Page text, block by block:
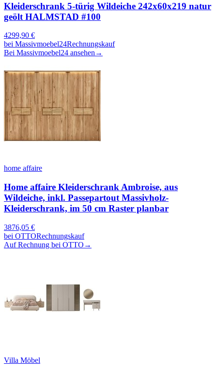
Kleiderschrank 5-türig Wildeiche 242x60x219 natur
geölt HALMSTAD #100
4299,90 €
bei Massivmoebel24Rechnungskauf
Bei Massivmoebel24 ansehen →
home affaire
Home affaire Kleiderschrank Ambroise, aus
Wildeiche, inkl. Passepartout Massivholz-
Kleiderschrank, im 50 cm Raster planbar
3876,05 €
bei OTTORechnungskauf
Auf Rechnung bei OTTO →
Villa Möbel